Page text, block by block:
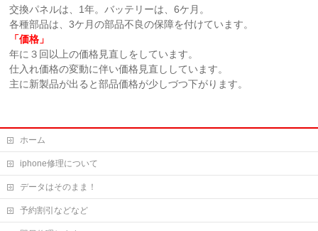
交換パネルは、1年。バッテリーは、6ケ月。
各種部品は、3ケ月の部品不良の保障を付けています。
「価格」
年に３回以上の価格見直しをしています。
仕入れ価格の変動に伴い価格見直ししています。
主に新製品が出ると部品価格が少しづつ下がります。
ホーム
iphone修理について
データはそのまま！
予約割引などなど